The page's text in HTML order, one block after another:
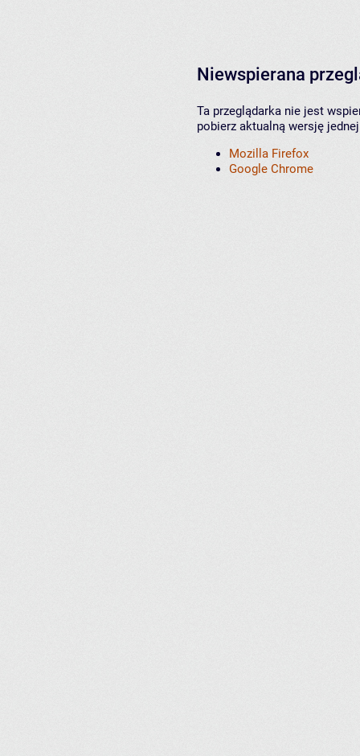
Niewspierana
Ta przeglądarka nie jest
pobierz aktualną wersję
Mozilla Firefox
Google Chrome